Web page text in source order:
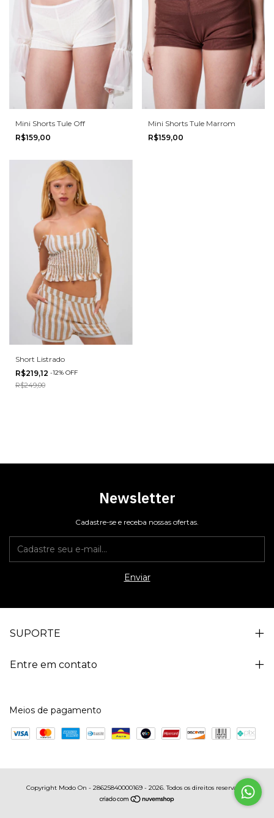
Mini Shorts Tule Off
R$159,00
Mini Shorts Tule Marrom
R$159,00
Short Listrado
R$219,12 -12% OFF
R$249,00
Newsletter
Cadastre-se e receba nossas ofertas.
SUPORTE
Entre em contato
Meios de pagamento
Copyright Modo On - 28625840000169 - 2026. Todos os direitos reservados.